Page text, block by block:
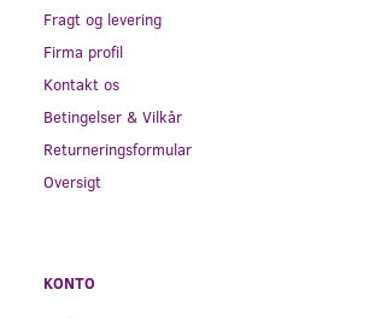
Fragt og levering
Firma profil
Kontakt os
Betingelser & Vilkår
Returneringsformular
Oversigt
KONTO